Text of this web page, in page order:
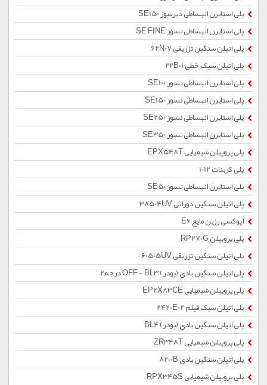
پلی استایرن انبساطی دیرسوز SE150
پلی استایرن انبساطی نسوز SE FINE
پلی اتیلن سنگین تزریقی 62N07
پلی اتیلن سبک خطی 22B01
پلی استایرن انبساطی نسوز SE100
پلی استایرن انبساطی نسوز SE150
پلی استایرن انبساطی نسوز SE250
پلی استایرن انبساطی نسوز SE350
پلی پروپیلن شیمیایی EPX548T
پلی کربنات 1012
پلی استایرن انبساطی نسوز SE50
پلی اتیلن سنگین دورانی 38504UV
اپوکسی رزین مایع E6
پلی پروپیلن RP270G
پلی اتیلن سنگین تزریقی 60505UV
پلی اتیلن سنگین بادی (پودر) OFF - BL3 درجه2
پلی پروپیلن شیمیایی EP2X83CE
پلی اتیلن سبک فیلم 2420E02
پلی اتیلن سنگین بادی (پودر) BL4
پلی پروپیلن شیمیایی ZR348T
پلی اتیلن سنگین بادی 8200B
پلی پروپیلن شیمیایی RPX345S